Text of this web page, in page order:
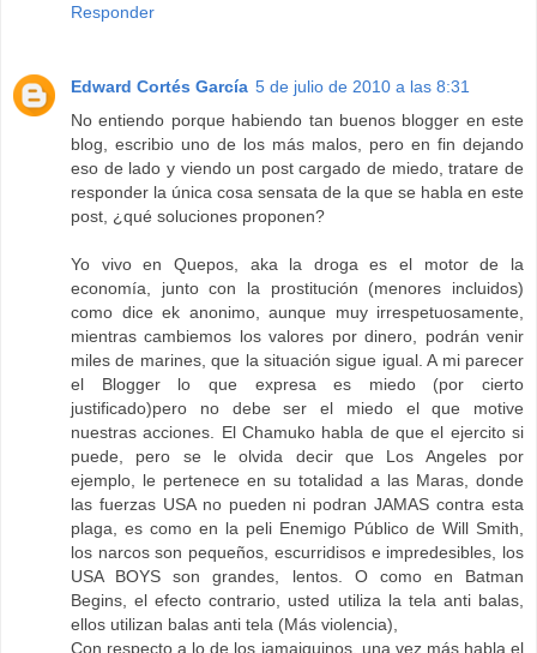
Responder
Edward Cortés García 5 de julio de 2010 a las 8:31
No entiendo porque habiendo tan buenos blogger en este
blog, escribio uno de los más malos, pero en fin dejando
eso de lado y viendo un post cargado de miedo, tratare de
responder la única cosa sensata de la que se habla en este
post, ¿qué soluciones proponen?
Yo vivo en Quepos, aka la droga es el motor de la
economía, junto con la prostitución (menores incluidos)
como dice ek anonimo, aunque muy irrespetuosamente,
mientras cambiemos los valores por dinero, podrán venir
miles de marines, que la situación sigue igual. A mi parecer
el Blogger lo que expresa es miedo (por cierto
justificado)pero no debe ser el miedo el que motive
nuestras acciones. El Chamuko habla de que el ejercito si
puede, pero se le olvida decir que Los Angeles por
ejemplo, le pertenece en su totalidad a las Maras, donde
las fuerzas USA no pueden ni podran JAMAS contra esta
plaga, es como en la peli Enemigo Público de Will Smith,
los narcos son pequeños, escurridisos e impredesibles, los
USA BOYS son grandes, lentos. O como en Batman
Begins, el efecto contrario, usted utiliza la tela anti balas,
ellos utilizan balas anti tela (Más violencia),
Con respecto a lo de los jamaiquinos, una vez más habla el